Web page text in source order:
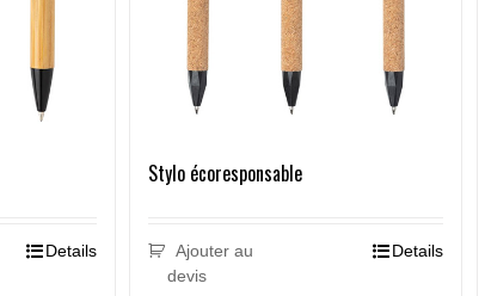
Details
Stylo écoresponsable
Ajouter au
devis
Details